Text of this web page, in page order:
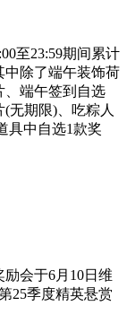
至23:59期间累计
中除了端午装饰荷
、端午签到自选
无期限)、吃粽人
具中自选1款奖
会于6月10日维
25季度精英悬赏